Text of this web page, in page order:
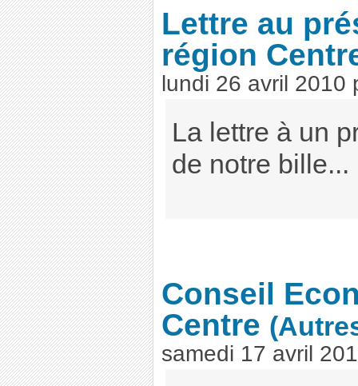
Lettre au
région
lundi 26 avril 2010
La lettre à un
de notre bille...
Conseil
Centre
samedi 17 avril